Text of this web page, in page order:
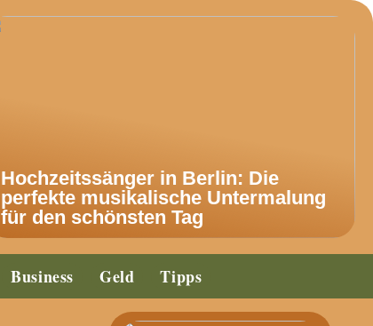
Hochzeitssänger in Berlin: Die
perfekte musikalische Untermalung
für den schönsten Tag
Business Geld Tipps